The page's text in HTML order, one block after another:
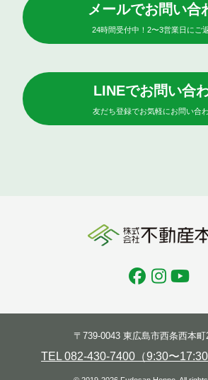
メールでお問い合
24時間受付中！2〜3営業日にご
LINEでお問い合
友だち登録でお気軽にお問い合わ
〒739-0043 東広島市西条西本町
TEL 082-430-7400（9:30〜17:30